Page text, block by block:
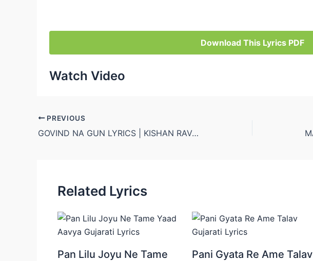
Download This Lyrics PDF
Watch Video
Post
navigation
PREVIOUS
GOVIND NA GUN LYRICS | KISHAN RAVAL
Related Lyrics
Pan Lilu Joyu Ne Tame
Pani Gyata Re Ame Talav